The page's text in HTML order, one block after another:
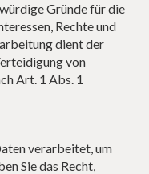
Gründe für die
Rechte und
dient der
von
Art. 1 Abs. 1
verarbeitet, um
Sie das Recht,